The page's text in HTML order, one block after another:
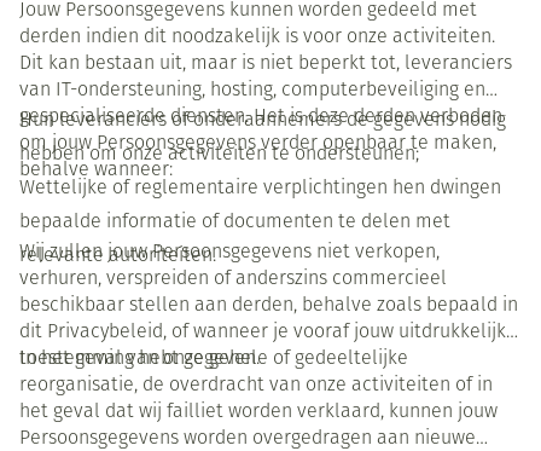
Jouw Persoonsgegevens kunnen worden gedeeld met
derden indien dit noodzakelijk is voor onze activiteiten.
Dit kan bestaan uit, maar is niet beperkt tot, leveranciers
van IT-ondersteuning, hosting, computerbeveiliging en
gespecialiseerde diensten. Het is deze derden verboden
om jouw Persoonsgegevens verder openbaar te maken,
behalve wanneer:
Hun leveranciers of onderaannemers de gegevens nodig
hebben om onze activiteiten te ondersteunen;
Wettelijke of reglementaire verplichtingen hen dwingen
bepaalde informatie of documenten te delen met
relevante autoriteiten.
Wij zullen jouw Persoonsgegevens niet verkopen,
verhuren, verspreiden of anderszins commercieel
beschikbaar stellen aan derden, behalve zoals bepaald in
dit Privacybeleid, of wanneer je vooraf jouw uitdrukkelijke
toestemming hebt gegeven.
In het geval van onze gehele of gedeeltelijke
reorganisatie, de overdracht van onze activiteiten of in
het geval dat wij failliet worden verklaard, kunnen jouw
Persoonsgegevens worden overgedragen aan nieuwe